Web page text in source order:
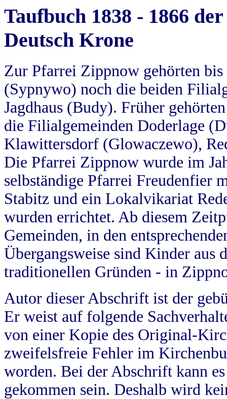
Taufbuch 1838 - 1866
Deutsch Krone
Zur Pfarrei Zippnow gehörten
(Sypnywo) noch die beiden
Jagdhaus (Budy). Früher
die Filialgemeinden Doderlage
Klawittersdorf (Glowaczewo),
Die Pfarrei Zippnow wurde im
selbständige Pfarrei Freudenfier
Stabitz und ein Lokalvikariat
wurden errichtet. Ab diesem
Gemeinden, in den
Übergangsweise sind Kinder aus
traditionellen Gründen - in
Autor dieser Abschrift ist der
Er weist auf folgende
von einer Kopie des Original-
zweifelsfreie Fehler im
worden. Bei der Abschrift kann
gekommen sein. Deshalb wird